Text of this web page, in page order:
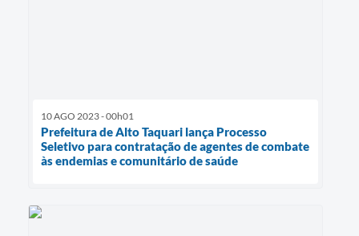
10 AGO 2023 - 00h01
Prefeitura de Alto Taquari lança Processo
Seletivo para contratação de agentes de combate
às endemias e comunitário de saúde